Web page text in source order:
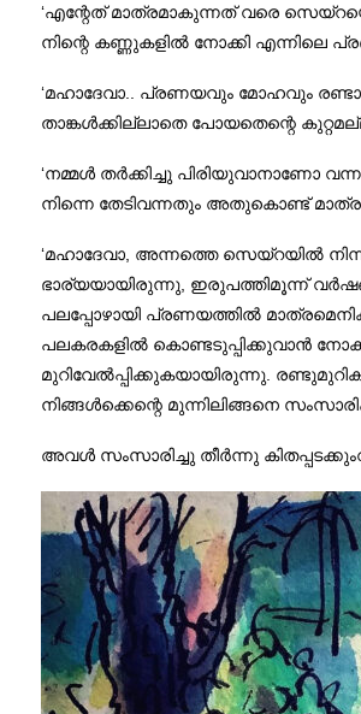
‘എന്റേത് മാത്രമാകുന്നത് വരെ
നിന്റെ കണ്ണുകളിൽ നോക്കി എന്നിലെ
‘മഹാദേവാ.. പ്രണയവും മോഹവും
താങ്കൾക്കില്ലാതെ പോയതെന്റെ
‘നമ്മൾ തർക്കിച്ചു പിരിയുവാനാണോ
നിന്നെ തേടിവന്നതും അതുകൊണ്ട്
‘മഹാദേവാ, അന്നത്തെ സെയ്‌റയിൽ
ഭാര്യയായിരുന്നു, ഇരുപത്തിമൂന്ന്
പലപ്പോഴായി പ്രണയത്തിൽ
പലകരകളിൽ കൊണ്ടടുപ്പിക്കുവാൻ
മുറിവേൽപ്പിക്കുകയായിരുന്നു.
നിങ്ങൾക്കെന്റെ മുന്നിലിങ്ങനെ
അവൾ സംസാരിച്ചു തീർന്നു